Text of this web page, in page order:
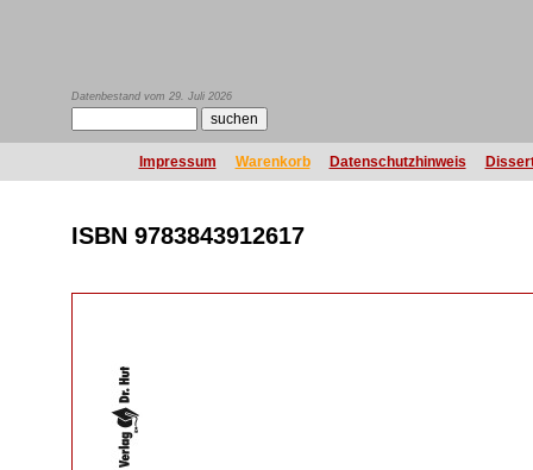
Datenbestand vom 29. Juli 2026
Impressum Warenkorb Datenschutzhinweis
ISBN 9783843912617